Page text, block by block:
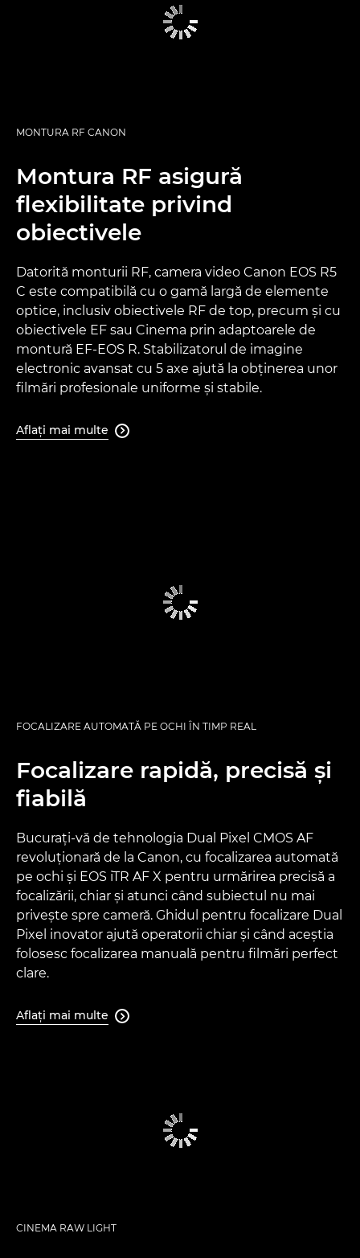
MONTURA RF CANON
Montura RF asigură
flexibilitate privind
obiectivele
Datorită monturii RF, camera video Canon EOS R5
C este compatibilă cu o gamă largă de elemente
optice, inclusiv obiectivele RF de top, precum şi cu
obiectivele EF sau Cinema prin adaptoarele de
montură EF-EOS R. Stabilizatorul de imagine
electronic avansat cu 5 axe ajută la obţinerea unor
filmări profesionale uniforme şi stabile.
Aflaţi mai multe 
FOCALIZARE AUTOMATĂ PE OCHI ÎN TIMP REAL
Focalizare rapidă, precisă şi
fiabilă
Bucuraţi-vă de tehnologia Dual Pixel CMOS AF
revoluţionară de la Canon, cu focalizarea automată
pe ochi şi EOS iTR AF X pentru urmărirea precisă a
focalizării, chiar şi atunci când subiectul nu mai
priveşte spre cameră. Ghidul pentru focalizare Dual
Pixel inovator ajută operatorii chiar şi când aceştia
folosesc focalizarea manuală pentru filmări perfect
clare.
Aflaţi mai multe 
CINEMA RAW LIGHT